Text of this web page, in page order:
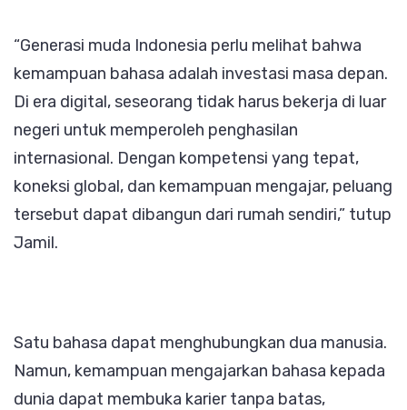
“Generasi muda Indonesia perlu melihat bahwa
kemampuan bahasa adalah investasi masa depan.
Di era digital, seseorang tidak harus bekerja di luar
negeri untuk memperoleh penghasilan
internasional. Dengan kompetensi yang tepat,
koneksi global, dan kemampuan mengajar, peluang
tersebut dapat dibangun dari rumah sendiri,” tutup
Jamil.
Satu bahasa dapat menghubungkan dua manusia.
Namun, kemampuan mengajarkan bahasa kepada
dunia dapat membuka karier tanpa batas,